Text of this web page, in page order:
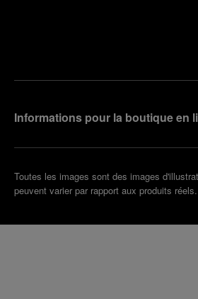
Informations pour la boutique en
Toutes les images sont des images
peuvent varier par rapport aux produits réels.